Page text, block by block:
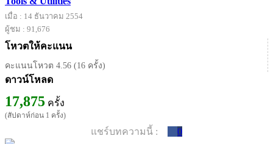
เมื่อ : 14 ธันวาคม 2554
ผู้ชม : 91,676
โหวตให้คะแนน
คะแนนโหวต 4.56 (16 ครั้ง)
ดาวน์โหลด
17,875 ครั้ง
(สัปดาห์ก่อน 1 ครั้ง)
แชร์บทความนี้ : 0